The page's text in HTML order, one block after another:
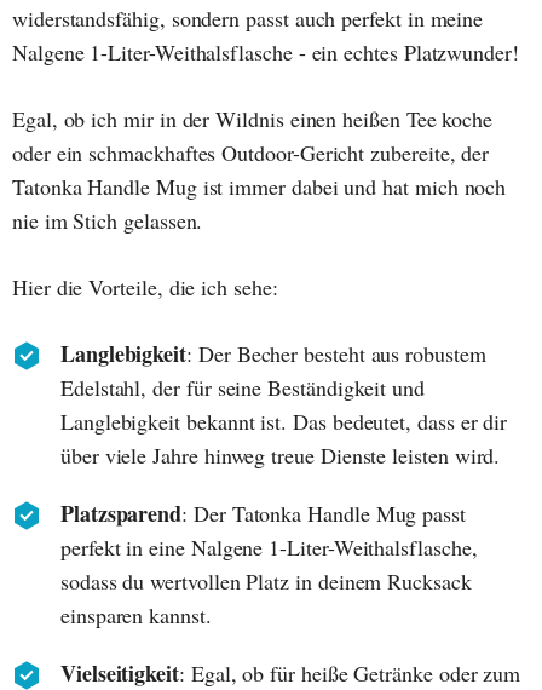
widerstandsfähig, sondern passt auch perfekt in meine
Nalgene 1-Liter-Weithalsflasche - ein echtes Platzwunder!
Egal, ob ich mir in der Wildnis einen heißen Tee koche
oder ein schmackhaftes Outdoor-Gericht zubereite, der
Tatonka Handle Mug ist immer dabei und hat mich noch
nie im Stich gelassen.
Hier die Vorteile, die ich sehe:
Langlebigkeit: Der Becher besteht aus robustem
Edelstahl, der für seine Beständigkeit und
Langlebigkeit bekannt ist. Das bedeutet, dass er dir
über viele Jahre hinweg treue Dienste leisten wird.
Platzsparend: Der Tatonka Handle Mug passt
perfekt in eine Nalgene 1-Liter-Weithalsflasche,
sodass du wertvollen Platz in deinem Rucksack
einsparen kannst.
Vielseitigkeit: Egal, ob für heiße Getränke oder zum